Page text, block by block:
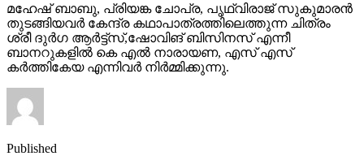
ശ്രീ ദുർഗ ആർട്ട്സ്,ഷോവിങ് ബിസിനസ് എന്നീ
ബാനറുകളിൽ കെ എൽ നാരായണ, എസ് എസ്
കർത്തികേയ എന്നിവർ നിർമ്മിക്കുന്നു.
Published
2 days ago